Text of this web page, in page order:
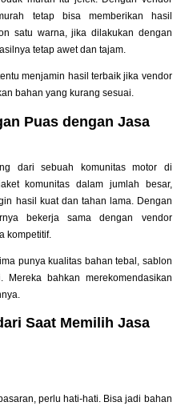
tetap bisa memberikan hasil
satu warna, jika dilakukan dengan
tetap awet dan tajam.
menjamin hasil terbaik jika vendor
bahan yang kurang sesuai.
Puas dengan Jasa
dari sebuah komunitas motor di
komunitas dalam jumlah besar,
hasil kuat dan tahan lama. Dengan
bekerja sama dengan vendor
kompetitif.
punya kualitas bahan tebal, sablon
bahkan merekomendasikan
Saat Memilih Jasa
perlu hati-hati. Bisa jadi bahan